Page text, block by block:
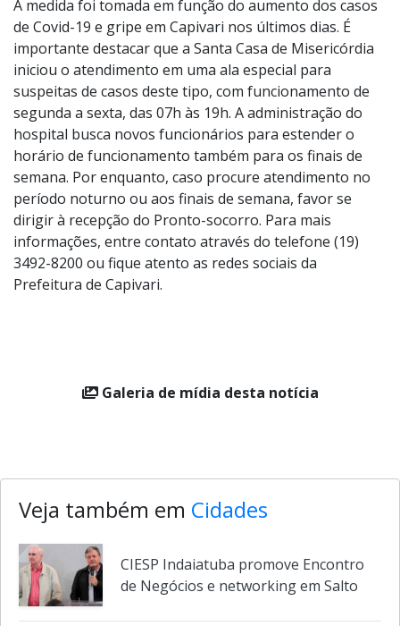
A medida foi tomada em função do aumento dos casos
de Covid-19 e gripe em Capivari nos últimos dias. É
importante destacar que a Santa Casa de Misericórdia
iniciou o atendimento em uma ala especial para
suspeitas de casos deste tipo, com funcionamento de
segunda a sexta, das 07h às 19h. A administração do
hospital busca novos funcionários para estender o
horário de funcionamento também para os finais de
semana. Por enquanto, caso procure atendimento no
período noturno ou aos finais de semana, favor se
dirigir à recepção do Pronto-socorro. Para mais
informações, entre contato através do telefone (19)
3492-8200 ou fique atento as redes sociais da
Prefeitura de Capivari.
Galeria de mídia desta notícia
Veja também em Cidades
CIESP Indaiatuba promove Encontro
de Negócios e networking em Salto